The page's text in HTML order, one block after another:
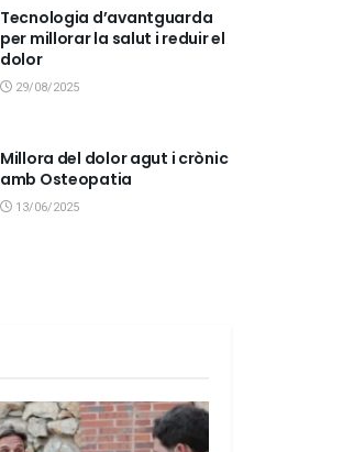
Tecnologia d’avantguarda
per millorar la salut i reduir el
dolor
29/08/2025
Millora del dolor agut i crònic
amb Osteopatia
13/06/2025